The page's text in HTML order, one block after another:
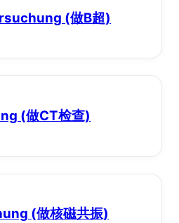
(做B超)
(做CT检查)
(做核磁共振)